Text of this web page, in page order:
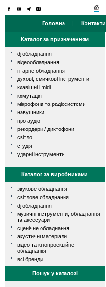
Головна | Контакти
Каталог за призначенням
dj обладнання
відеообладнання
гітарне обладнання
духові, смичкові інструменти
клавішні і midi
комутація
мікрофони та радіосистеми
навушники
про аудіо
рекордери / диктофони
світло
студія
ударні інструменти
Каталог за виробниками
звукове обладнання
світлове обладнання
dj обладнання
музичні інструменти, обладнання
та аксесуари
сценічне обладнання
акустичні матеріали
відео та кінопроекційне
обладнання
всі бренди
Пошук у каталозі